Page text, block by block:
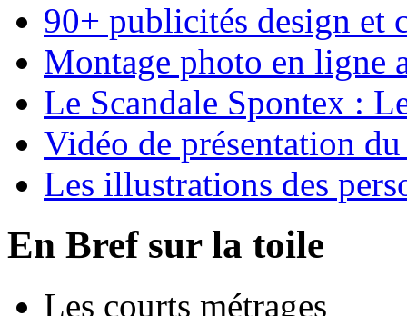
90+ publicités design et
Montage photo en ligne
Le Scandale Spontex :
Vidéo de présentation
Les illustrations des
En Bref sur la toile
Les courts métrages